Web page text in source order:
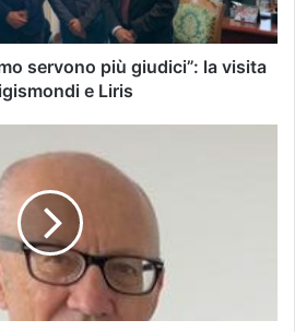
servono più giudici”: la visita
e Liris